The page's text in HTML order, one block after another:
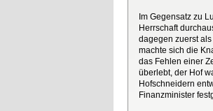
Im Gegensatz zu
Herrschaft
dagegen zuerst
machte sich die
das Fehlen einer
überlebt, der Hof
Hofschneidern
Finanzminister